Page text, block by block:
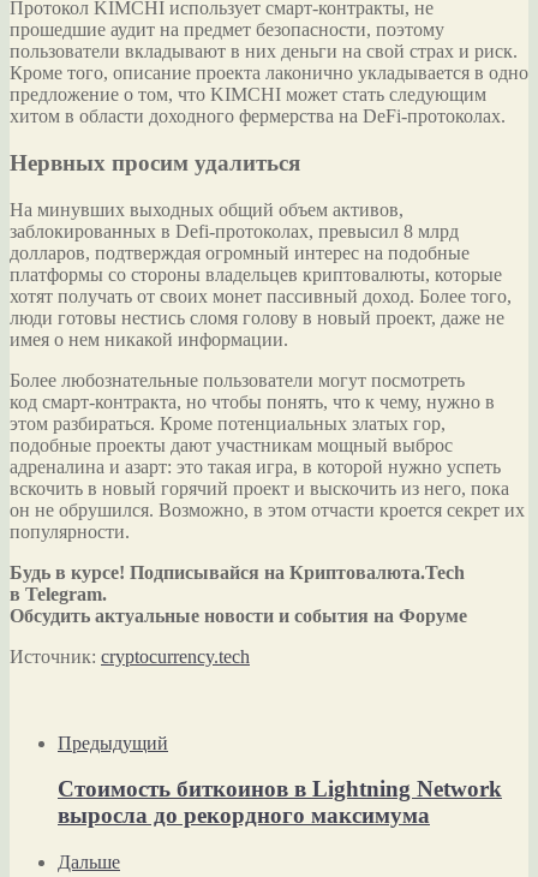
Протокол KIMCHI использует смарт-контракты, не
прошедшие аудит на предмет безопасности, поэтому
пользователи вкладывают в них деньги на свой страх и риск.
Кроме того, описание проекта лаконично укладывается в одно
предложение о том, что KIMCHI может стать следующим
хитом в области доходного фермерства на DeFi-протоколах.
Нервных просим удалиться
На минувших выходных общий объем активов,
заблокированных в Defi-протоколах, превысил 8 млрд
долларов, подтверждая огромный интерес на подобные
платформы со стороны владельцев криптовалюты, которые
хотят получать от своих монет пассивный доход. Более того,
люди готовы нестись сломя голову в новый проект, даже не
имея о нем никакой информации.
Более любознательные пользователи могут посмотреть
код смарт-контракта, но чтобы понять, что к чему, нужно в
этом разбираться. Кроме потенциальных златых гор,
подобные проекты дают участникам мощный выброс
адреналина и азарт: это такая игра, в которой нужно успеть
вскочить в новый горячий проект и выскочить из него, пока
он не обрушился. Возможно, в этом отчасти кроется секрет их
популярности.
Будь в курсе! Подписывайся на Криптовалюта.Tech
в Telegram.
Обсудить актуальные новости и события на Форуме
Источник: cryptocurrency.tech
Предыдущий
Стоимость биткоинов в Lightning Network
выросла до рекордного максимума
Дальше